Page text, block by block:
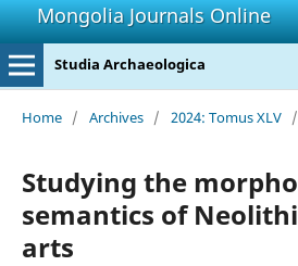
Mongolia Journals Online
Studia Archaeologica
Home / Archives / 2024: Tomus XLV /
Studying the
semantics of
arts